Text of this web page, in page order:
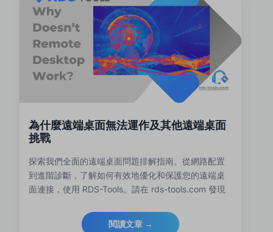
為什麼遠端桌面無法運作及其他遠端桌面
挑戰
探索我們全面的遠端桌面問題排解指南。從網路配置
到進階診斷，了解如何有效地優化和保護您的遠端桌
面連接，使用 RDS-Tools。請在 rds-tools.com 發現
閱讀文章 →